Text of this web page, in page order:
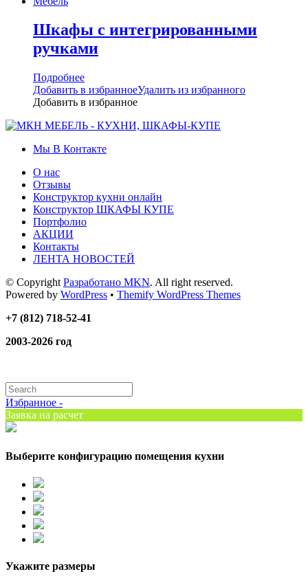
Шкафы с интегрированными
ручками
Подробнее
Добавить в избранноеУдалить из избранного
Добавить в избранное
Мы В Контакте
О нас
Отзывы
Конструктор кухни онлайн
Конструктор ШКАФЫ КУПЕ
Портфолио
АКЦИИ
Контакты
ЛЕНТА НОВОСТЕЙ
© Copyright Разработано MKN. All right reserved.
Powered by WordPress • Themify WordPress Themes
+7 (812) 718-52-41
2003-2026 год
Избранное -
Заявка на расчет
Выберите конфигурацию помещения кухни
Укажите размеры